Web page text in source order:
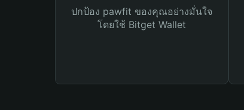
ปกป้อง pawfit ของคุณอย่างมั่นใจ
โดยใช้ Bitget Wallet